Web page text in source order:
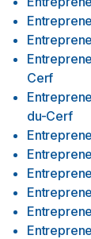
Cerf
du-Cerf